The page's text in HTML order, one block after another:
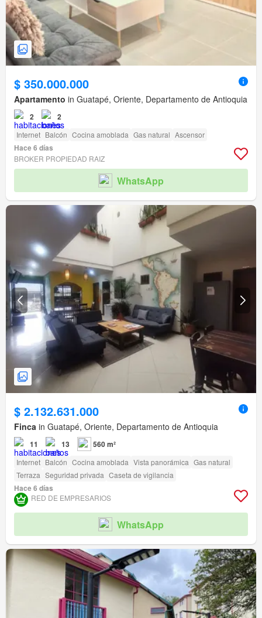
$ 350.000.000
Apartamento in Guatapé, Oriente, Departamento de Antioquia
2 2
Internet Balcón Cocina amoblada Gas natural Ascensor
Hace 6 días
BROKER PROPIEDAD RAIZ
WhatsApp
$ 2.132.631.000
Finca in Guatapé, Oriente, Departamento de Antioquia
11 13 560 m²
Internet Balcón Cocina amoblada Vista panorámica Gas natural
Terraza Seguridad privada Caseta de vigilancia
Hace 6 días
RED DE EMPRESARIOS
WhatsApp